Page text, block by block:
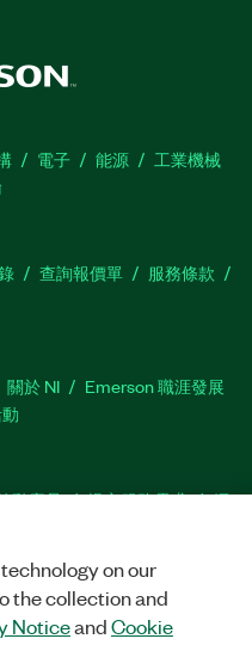
電子 能源
工業機械
查詢報價單
服務條款
關於 NI
Emerson 職涯發展
動產品 提交服務需求
網
TwitterFacebook
on our
the collection and
NoticeandCookie